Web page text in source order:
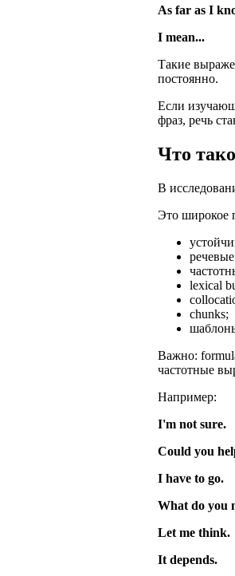
As far as I
I mean...
Такие
постоянно.
Если
фраз, речь
Что
В
Это широкое
lexical
chunks;
Важно:
частотные
Например:
I'm not sure.
Could you
I have to go.
What do you
Let me think.
It depends.